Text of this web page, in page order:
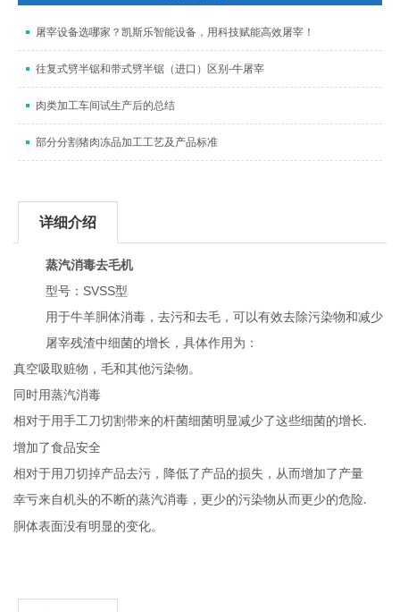
屠宰设备选哪家？凯斯乐智能设备，用科技赋能高效屠宰！​
往复式劈半锯和带式劈半锯（进口）区别-牛屠宰
肉类加工车间试生产后的总结
部分分割猪肉冻品加工工艺及产品标准
详细介绍
蒸汽消毒去毛机
型号： SVSS型
用于牛羊胴体消毒，去污和去毛，可以有效去除污染物和减少
屠宰残渣中细菌的增长，具体作用为：
真空吸取赃物，毛和其他污染物。
同时用蒸汽消毒
相对于用手工刀切割带来的杆菌细菌明显减少了这些细菌的增长.
增加了食品安全
相对于用刀切掉产品去污，降低了产品的损失，从而增加了产量
幸亏来自机头的不断的蒸汽消毒，更少的污染物从而更少的危险.
胴体表面没有明显的变化。